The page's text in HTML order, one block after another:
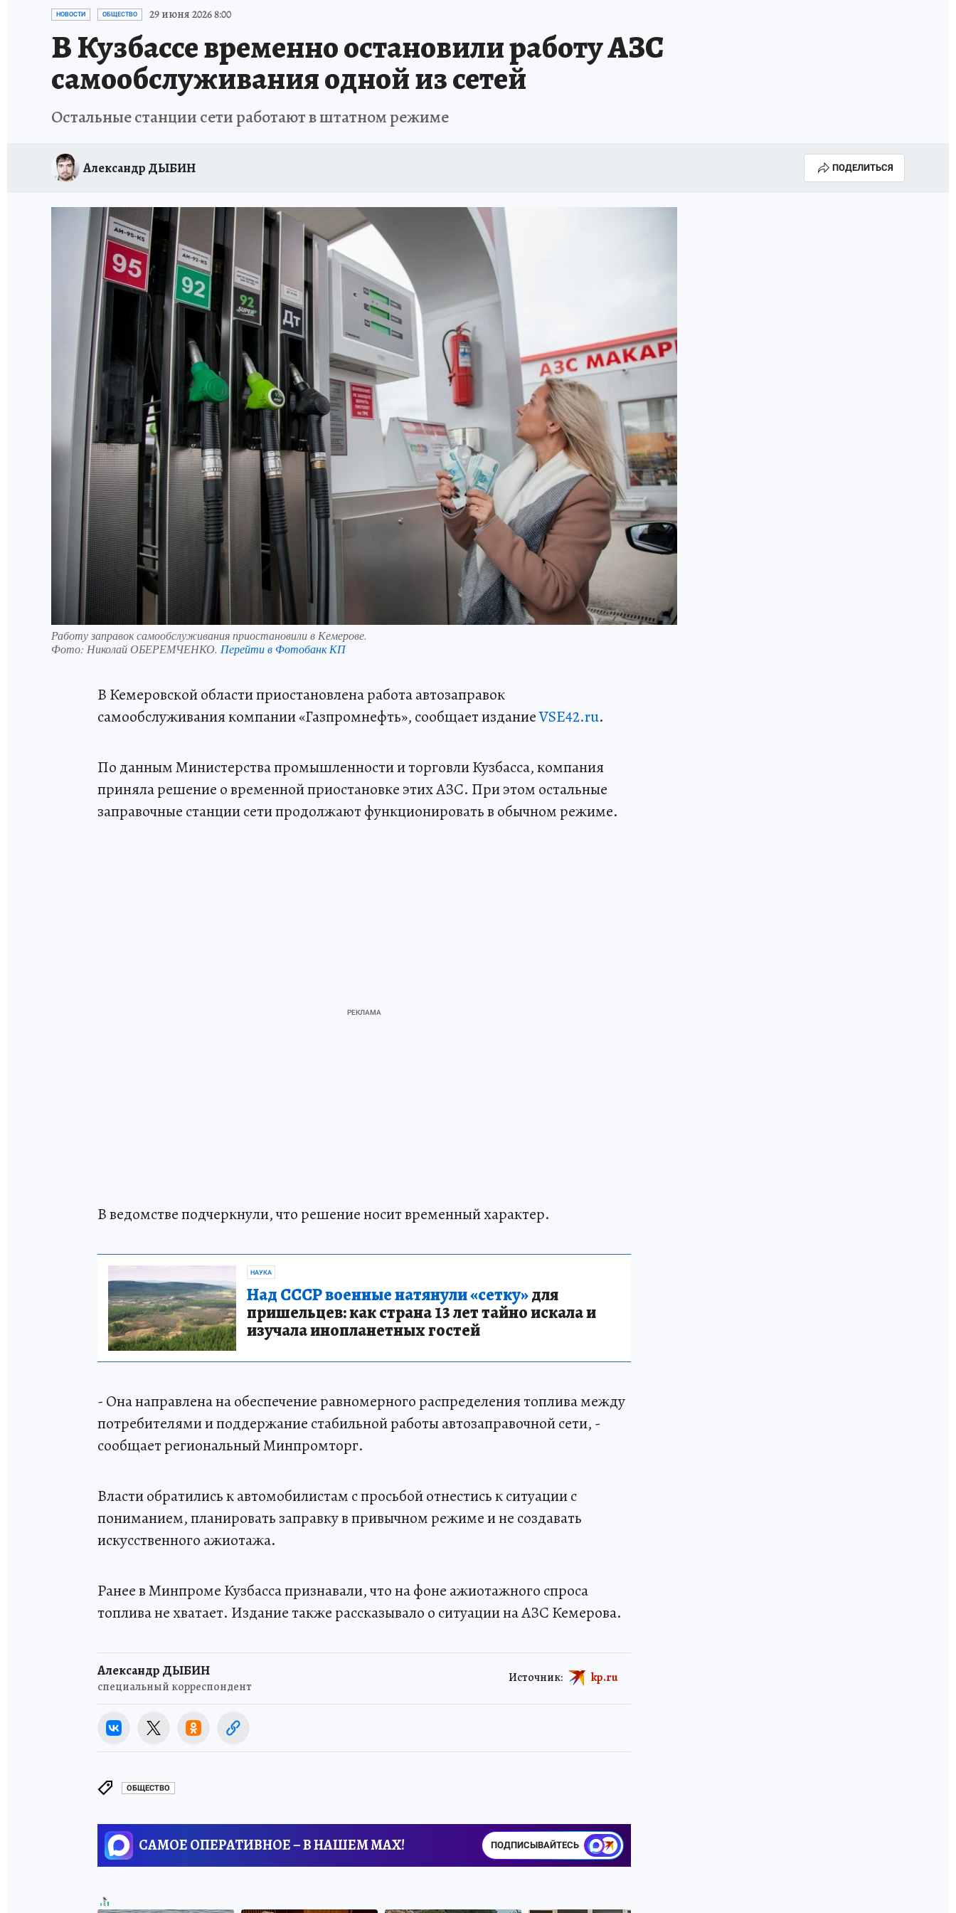
ПЕТЕРБУРГСКАЯ СТРОЙКА
НОВОСТИ ОБЩЕСТВО 29 июня 2026 8:00
В Кузбассе временно остановили работу АЗС
самообслуживания одной из сетей
Остальные станции сети работают в штатном режиме
Александр ДЫБИН ПОДЕЛИТЬСЯ
Работу заправок самообслуживания приостановили в Кемерове.
Фото: Николай ОБЕРЕМЧЕНКО. Перейти в Фотобанк КП
В Кемеровской области приостановлена работа автозаправок
самообслуживания компании «Газпромнефть», сообщает изданиеVSE42.ru.
По данным Министерства промышленности и торговли Кузбасса, компания
приняла решение о временной приостановке этих АЗС. При этом остальные
заправочные станции сети продолжают функционировать в обычном режиме.
В ведомстве подчеркнули, что решение носит временный характер.
НАУКА
Над СССР военные натянули «сетку»для
пришельцев: как страна 13 лет тайно искала и
изучала инопланетных гостей
- Она направлена на обеспечение равномерного распределения топлива между
потребителями и поддержание стабильной работы автозаправочной сети, -
сообщает региональный Минпромторг.
Власти обратились к автомобилистам с просьбой отнестись к ситуации с
пониманием, планировать заправку в привычном режиме и не создавать
искусственного ажиотажа.
Ранее в Минпроме Кузбасса признавали, что на фоне ажиотажного спроса
топлива не хватает. Издание также рассказывало о ситуации на АЗС Кемерова.
Александр ДЫБИН
специальный корреспондент
Источник: kp.ru
ОБЩЕСТВО
САМОЕ ОПЕРАТИВНОЕ – В НАШЕМ MAX! ПОДПИСЫВАЙТЕСЬ